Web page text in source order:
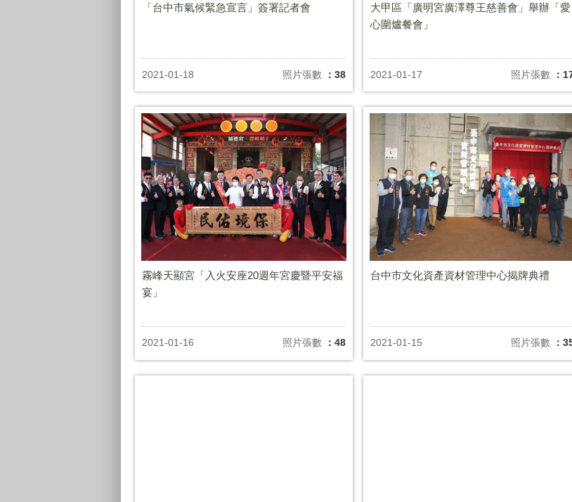
「台中市氣候緊急宣言」簽署記者會
2021-01-18 照片張數 ：38
大甲區「廣明宮廣澤尊王慈善會」舉辦「愛
心圍爐餐會」
2021-01-17 照片張數 ：
霧峰天顯宮「入火安座20週年宮慶暨平安福
宴」
2021-01-16 照片張數 ：48
台中市文化資產資材管理中心揭牌典禮
2021-01-15 照片張數 ：